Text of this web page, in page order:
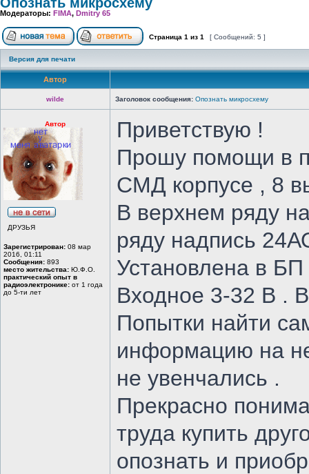
Модераторы: FIMA, Dmitry 65
Страница 1 из 1 [ Сообщений: 5 ]
Версия для печати
Автор
wilde Заголовок сообщения: Опознать микросхему
Автор
ДРУЗЬЯ
Зарегистрирован: 08 мар
2016, 01:11
Сообщения: 893
место жительства: Ю.Ф.О.
практический опыт в
радиоэлектронике: от 1 года
до 5-ти лет
Приветствую !
Прошу помощи в
СМД корпусе , 8
В верхнем ряду
ряду надпись
Установлена в БП
Входное 3-32 В .
Попытки найти
информацию на
не увенчались .
Прекрасно
труда купить
опознать и